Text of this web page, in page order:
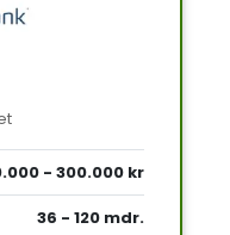
- 300.000 kr
36 - 120 mdr.